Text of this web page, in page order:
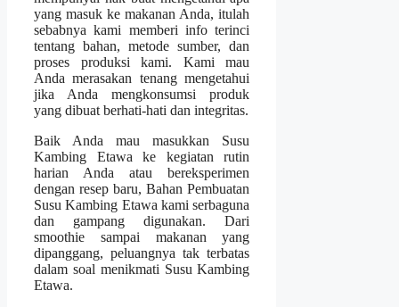
yang masuk ke makanan Anda, itulah
sebabnya kami memberi info terinci
tentang bahan, metode sumber, dan
proses produksi kami. Kami mau
Anda merasakan tenang mengetahui
jika Anda mengkonsumsi produk
yang dibuat berhati-hati dan integritas.
Baik Anda mau masukkan Susu
Kambing Etawa ke kegiatan rutin
harian Anda atau bereksperimen
dengan resep baru, Bahan Pembuatan
Susu Kambing Etawa kami serbaguna
dan gampang digunakan. Dari
smoothie sampai makanan yang
dipanggang, peluangnya tak terbatas
dalam soal menikmati Susu Kambing
Etawa.